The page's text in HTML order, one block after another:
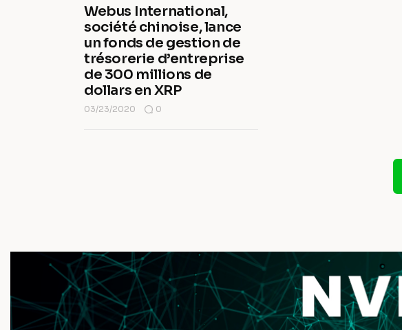
Webus International,
société chinoise, lance
un fonds de gestion de
trésorerie d’entreprise
de 300 millions de
dollars en XRP
03/23/2020 0